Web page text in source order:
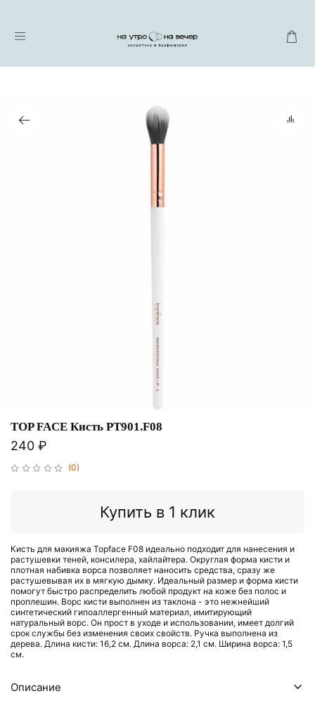
(0)
TOP FACE Кисть PT901.F08
240 ₽
Купить в 1 клик
Кисть для макияжа Topface F08 идеально подходит для нанесения и
растушевки теней, консилера, хайлайтера. Округлая форма кисти и
плотная набивка ворса позволяет наносить средства, сразу же
растушевывая их в мягкую дымку. Идеальный размер и форма кисти
помогут быстро распределить любой продукт на коже без полос и
проплешин. Ворс кисти выполнен из таклона - это нежнейший
синтетический гипоаллергенный материал, имитирующий
натуральный ворс. Он прост в уходе и использовании, имеет долгий
срок службы без изменения своих свойств. Ручка выполнена из
дерева. Длина кисти: 16,2 см. Длина ворса: 2,1 см. Ширина ворса: 1,5
см.
Описание